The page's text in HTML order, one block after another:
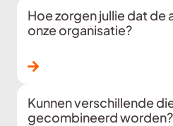
Hoe zorgen jullie dat de
onze organisatie?
Lees verder
Kunnen verschillende
gecombineerd worden?